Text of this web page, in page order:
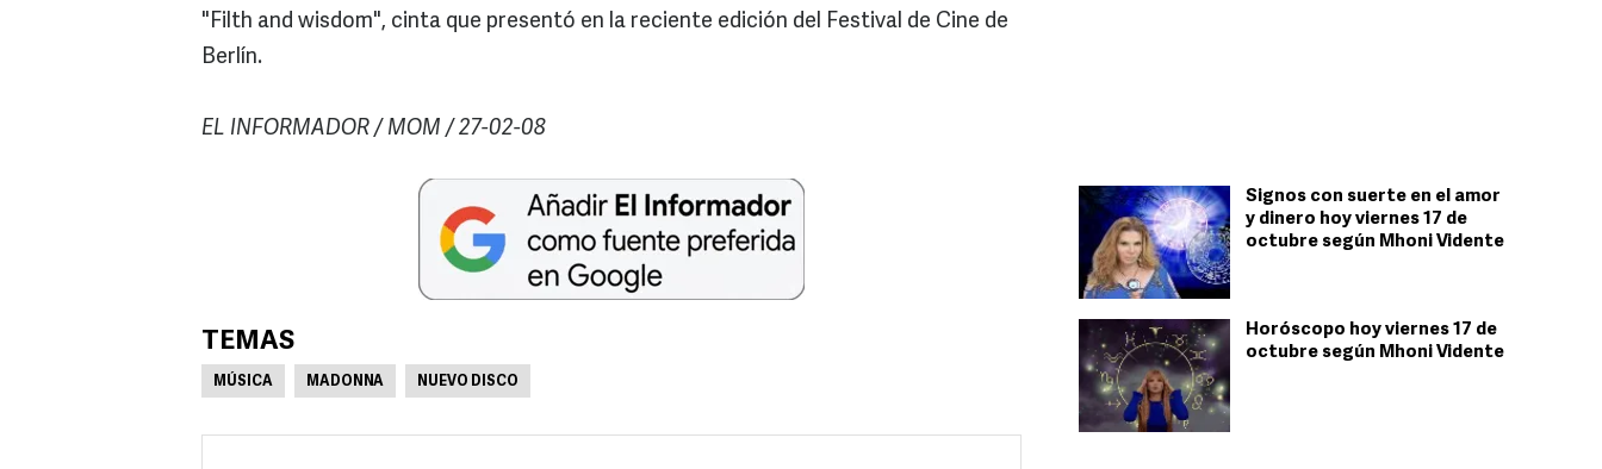
Signos con suerte en el amor
y dinero hoy viernes 17 de
octubre según Mhoni Vidente
Horóscopo hoy viernes 17 de
octubre según Mhoni Vidente
"Filth and wisdom", cinta que presentó en la reciente edición del Festival de Cine de
Berlín.
EL INFORMADOR / MOM / 27-02-08
TEMAS
MÚSICA MADONNA NUEVO DISCO